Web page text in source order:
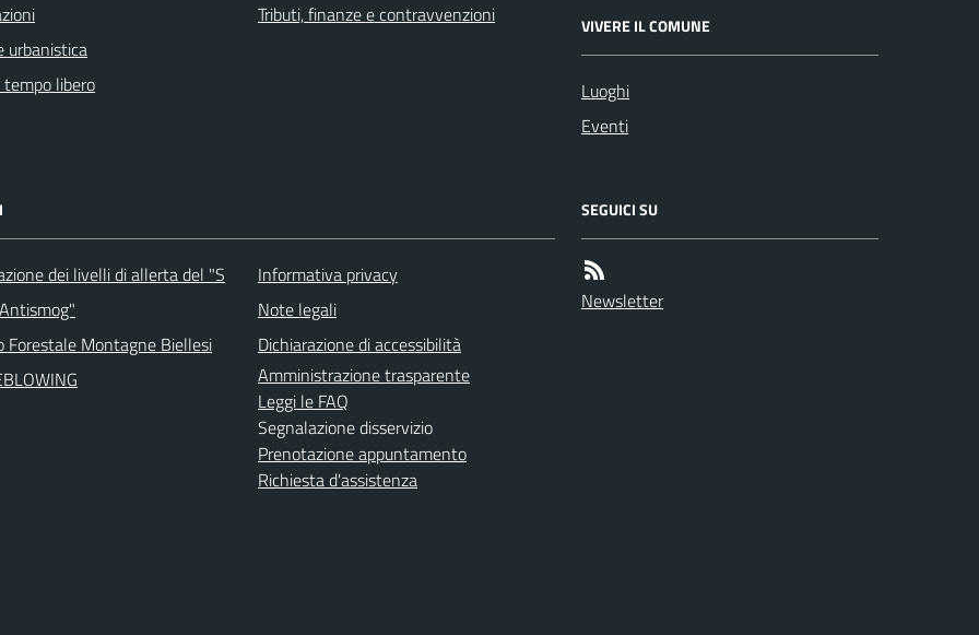
urbanistica
libero
Tributi, finanze e contravvenzioni
VIVERE IL COMUNE
Luoghi
Eventi
dei livelli di allerta del "S
Forestale Montagne Biellesi
Informativa privacy
Note legali
Dichiarazione di accessibilità
Amministrazione trasparente
Leggi le FAQ
Segnalazione disservizio
Prenotazione appuntamento
Richiesta d'assistenza
SEGUICI SU
Newsletter